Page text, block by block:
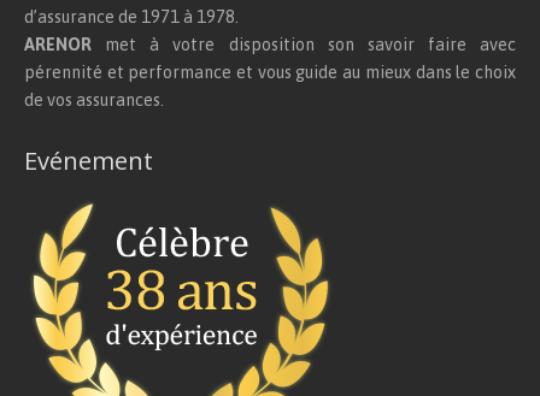
d’assurance de 1971 à 1978.
ARENOR met à votre disposition son savoir faire avec
pérennité et performance et vous guide au mieux dans le choix
de vos assurances.
Evénement